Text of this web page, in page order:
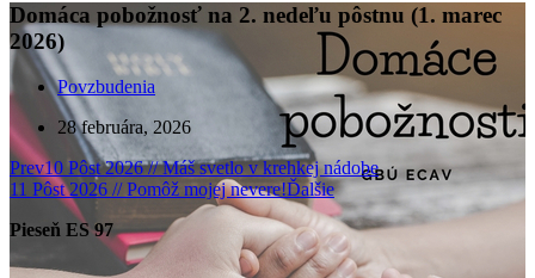
Domáca pobožnosť na 2. nedeľu pôstnu (1. marec
2026)
Povzbudenia
28 februára, 2026
Prev10 Pôst 2026 // Máš svetlo v krehkej nádobe
11 Pôst 2026 // Pomôž mojej nevere!Ďalšie
Pieseň ES 97